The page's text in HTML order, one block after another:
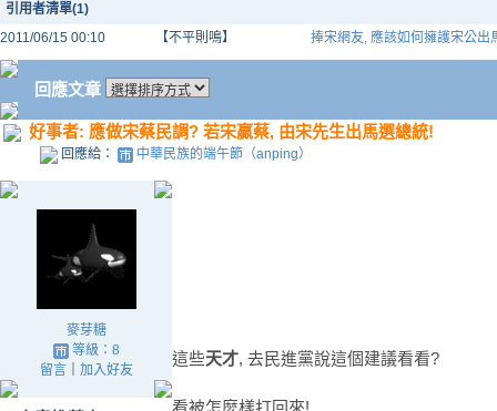
引用者清單(1)
2011/06/15 00:10
【不平則鳴】 捧宋網友, 應該如何擁護宋公出
回應文章
好事者: 應做宋蔡民調? 若宋贏蔡, 由宋先生出馬選總統!
回應給： 中華民族的端午節（anping）
麥芽糖
等級：8
留言｜ 加入好友
這些天才, 去民進黨說這個建議看看?
看被怎麼樣打回來!